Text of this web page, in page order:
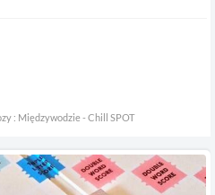
: Międzywodzie - Chill SPOT